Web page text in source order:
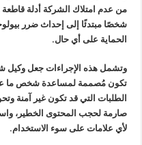
من عدم امتلاك الشركة أدلة
شخصًا مبتدئًا إلى إحداث ضرر
الحماية على أي حال.
وتشمل هذه الإجراءات جعل
تكون مُصممة لمساعدة شخص ما
الطلبات التي قد تكون غير آمنة
صارمة لحجب المحتوى الخطير،
لأي علامات على سوء الاستخدام.